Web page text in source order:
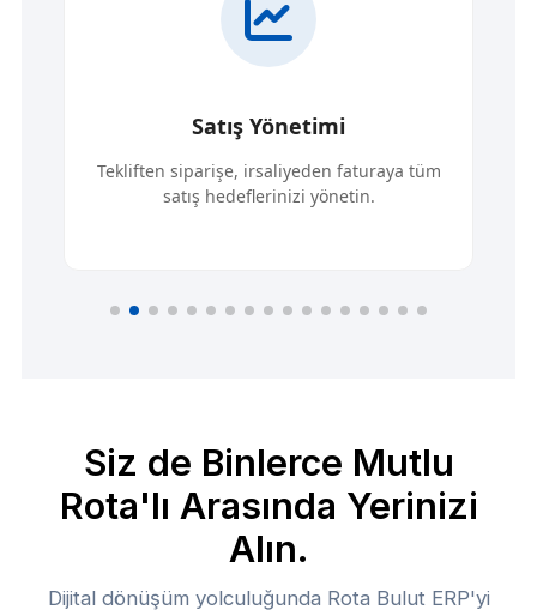
Satış Yönetimi
Tekliften siparişe, irsaliyeden faturaya tüm
satış hedeflerinizi yönetin.
Siz de Binlerce Mutlu
Rota'lı Arasında Yerinizi
Alın.
Dijital dönüşüm yolculuğunda Rota Bulut ERP'yi